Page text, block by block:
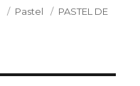
Category
Pastel Tags
PASTEL DE